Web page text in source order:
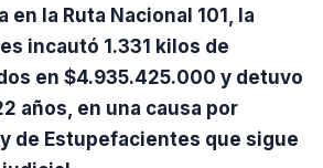
en la Ruta Nacional 101, la
incautó 1.331 kilos de
en $4.935.425.000 y detuvo
años, en una causa por
de Estupefacientes que sigue